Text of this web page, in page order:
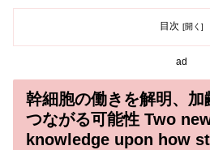
目次
ad
幹細胞の働きを解明、加
つながる可能性 Two
knowledge upon how